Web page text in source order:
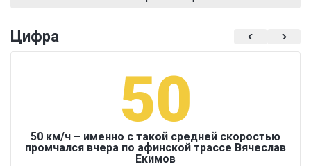
Цифра
50
50 км/ч – именно с такой средней скоростью
промчался вчера по афинской трассе Вячеслав
Екимов